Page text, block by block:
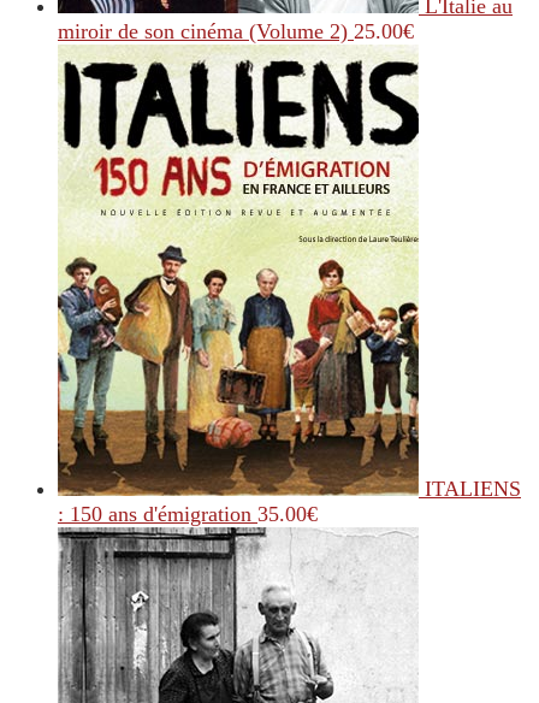
L'Italie au
miroir de son cinéma (Volume 2) 25.00€
ITALIENS
: 150 ans d'émigration 35.00€